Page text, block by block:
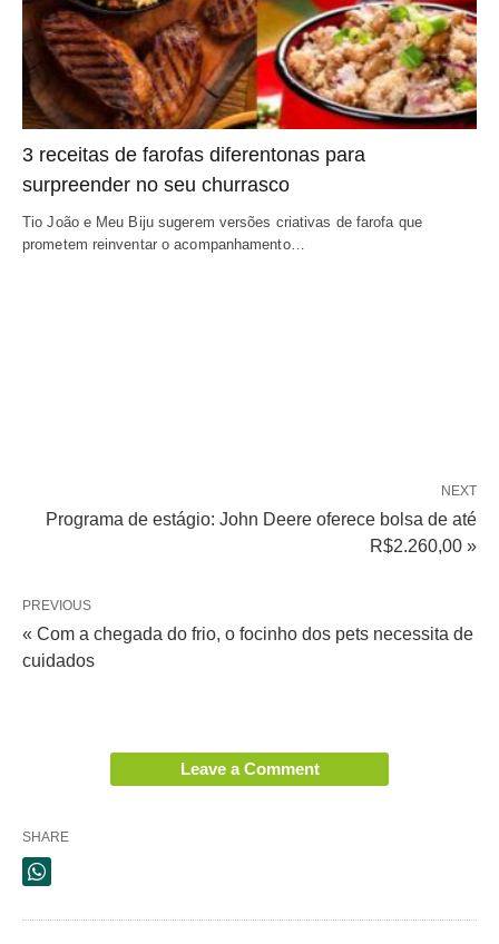
3 receitas de farofas diferentonas para
surpreender no seu churrasco
Tio João e Meu Biju sugerem versões criativas de farofa que
prometem reinventar o acompanhamento…
NEXT
Programa de estágio: John Deere oferece bolsa de até
R$2.260,00 »
PREVIOUS
« Com a chegada do frio, o focinho dos pets necessita de
cuidados
Leave a Comment
SHARE